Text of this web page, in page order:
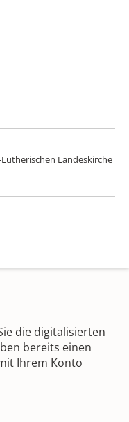
Landeskirche
die digitalisierten
bereits einen
Ihrem Konto